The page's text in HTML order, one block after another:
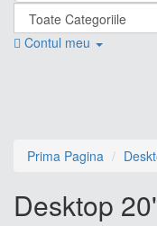
Contul meu
Prima Pagina
Desktop